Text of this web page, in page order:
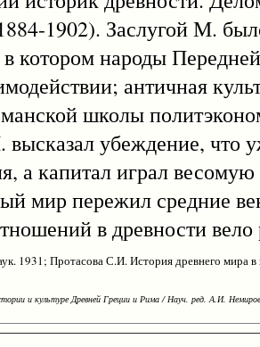
1902). Заслугой М.
в котором народы
античная
школы
убеждение, что
а капитал играл
мир пережил средние
в древности вело
1931; Протасова С.И. История древнего
и культуре Древней Греции и Рима / Науч. ред. А.И.